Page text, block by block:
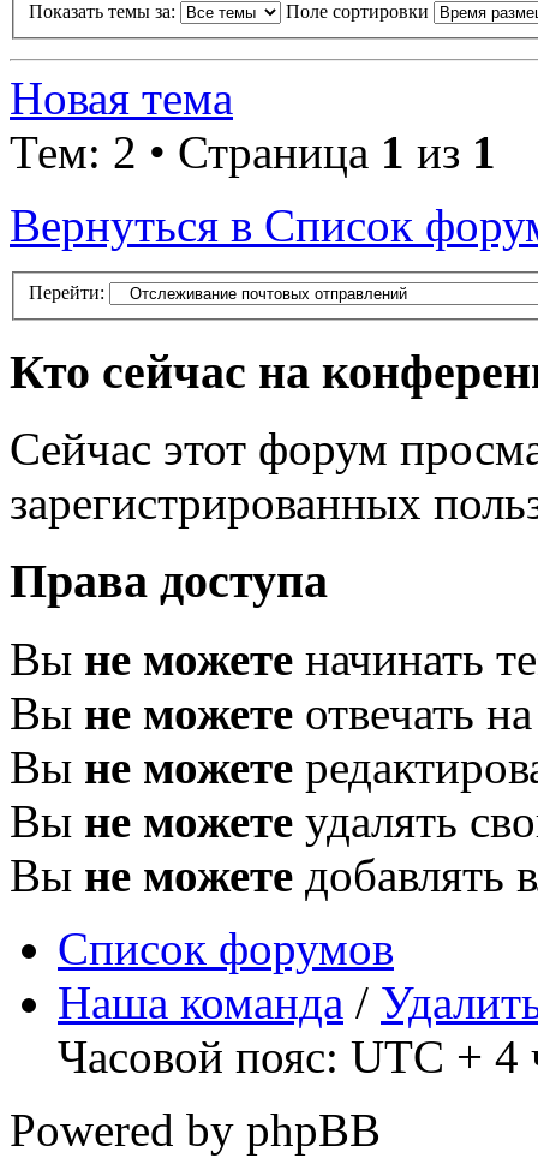
Показать темы за: Поле сортировки
Новая тема
Тем: 2 • Страница 1 из 1
Вернуться в Список
Перейти:
Кто сейчас на
Сейчас этот форум
зарегистрированных
Права доступа
Вы не можете начинать
Вы не можете отвечать
Вы не можете
Вы не можете удалять
Вы не можете добавлять
Список форумов
Наша команда /
Часовой пояс: UTC + 4
Powered by phpBB